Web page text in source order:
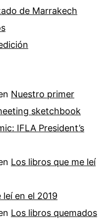
de Marrakech
Nuestro primer
sketchbook
IFLA President’s
Los libros que me leí
en el 2019
Los libros quemados